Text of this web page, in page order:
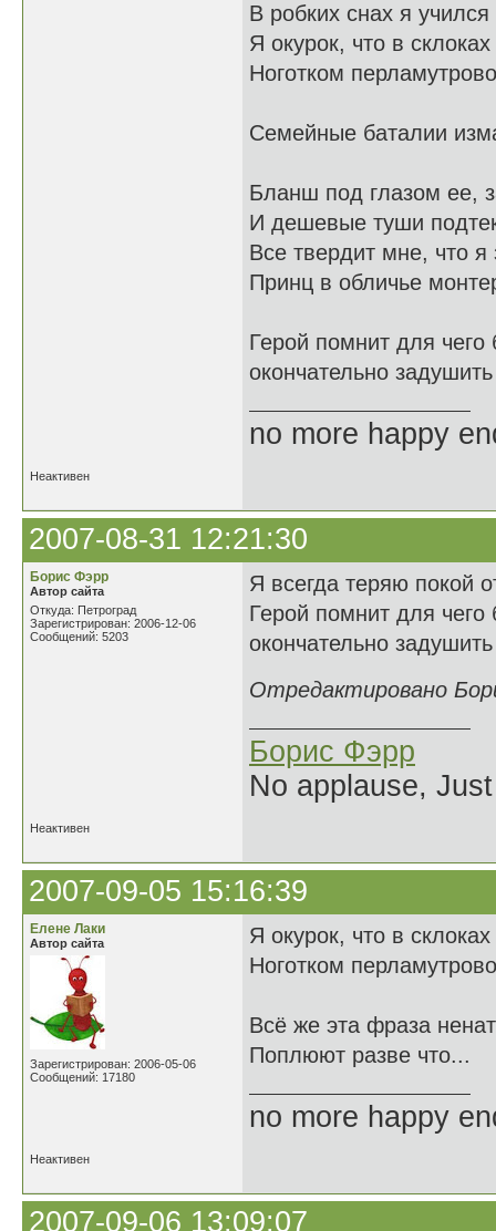
В робких снах я
Я окурок, что в
Ноготком
Семейные баталии
Бланш под глазом ее,
И дешевые туши
Все твердит мне, что я
Принц в обличье
Герой помнит для
окончательно
no more happy
Неактивен
2007-08-31 12:21:30
Борис Фэрр
Автор сайта
Откуда: Петроград
Зарегистрирован: 2006-12-06
Сообщений: 5203
Я всегда теряю покой
Герой помнит для
окончательно
Отредактировано
Борис Фэрр
No applause,
Неактивен
2007-09-05 15:16:39
Елене Лаки
Автор сайта
Зарегистрирован: 2006-05-06
Сообщений: 17180
Я окурок, что в
Ноготком
Всё же эта фраза
Поплюют разве что...
no more happy
Неактивен
2007-09-06 13:09:07